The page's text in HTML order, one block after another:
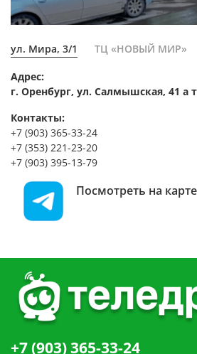
ул. Мира, 3/1 ТЦ «НОВЫЙ МИР»
Адрес:
г. Оренбург, ул. Салмышская, 41 а
Контакты:
+7 (903) 365-33-24
+7 (353) 221-23-20
+7 (903) 395-13-79
Посмотреть на карте
+7 (903) 365-33-24